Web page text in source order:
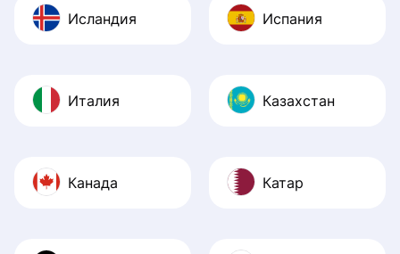
Исландия Испания
Италия Казахстан
Канада Катар